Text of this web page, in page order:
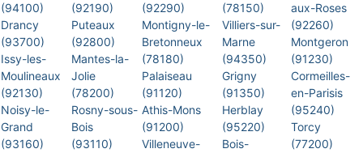
(94100)
Drancy
(93700)
Issy-les-
Moulineaux
(92130)
Noisy-le-
Grand
(93160)
(92190)
Puteaux
(92800)
Mantes-la-
Jolie
(78200)
Rosny-sous-
Bois
(93110)
(92290)
Montigny-le-
Bretonneux
(78180)
Palaiseau
(91120)
Athis-Mons
(91200)
Villeneuve-
(78150)
Villiers-sur-
Marne
(94350)
Grigny
(91350)
Herblay
(95220)
Bois-
aux-Roses
(92260)
Montgeron
(91230)
Cormeilles-
en-Parisis
(95240)
Torcy
(77200)